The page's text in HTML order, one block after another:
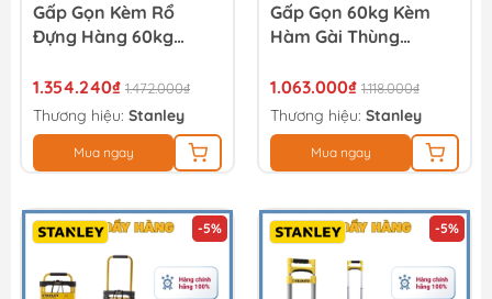
Gấp Gọn Kèm Rổ
Đựng Hàng 60kg
1.354.240₫ 1.472.000₫
Thương hiệu: Stanley
Mua ngay
Gấp Gọn 60kg Kèm
Hàm Gài Thùng
1.063.000₫ 1.118.000₫
Thương hiệu: Stanley
Mua ngay
-5% -5%